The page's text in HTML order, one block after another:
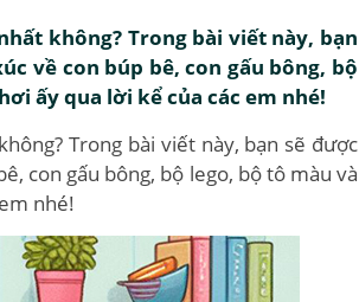
không? Trong bài viết này, bạn
về con búp bê, con gấu bông, bộ
ấy qua lời kể của các em nhé!
Trong bài viết này, bạn sẽ được
con gấu bông, bộ lego, bộ tô màu và
nhé!